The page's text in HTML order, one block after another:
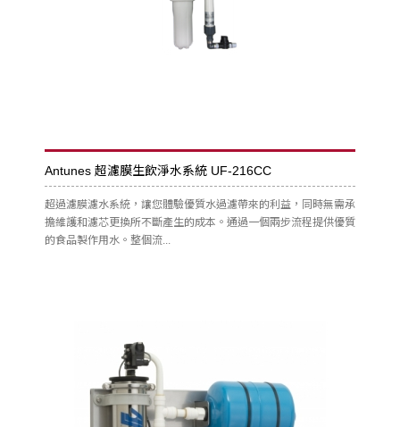
Antunes 超濾膜生飲淨水系統 UF-216CC
超過濾膜濾水系統，讓您體驗優質水過濾帶來的利益，同時無需承
擔維護和濾芯更換所不斷產生的成本。通過一個兩步流程提供優質
的食品製作用水。整個流...